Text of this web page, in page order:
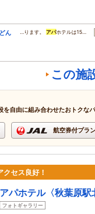
ん
…ります。 アパホテルは15…
この施
を自由に組み合わせたおトクな
航空券付プラ
セス良好！
アパホテル〈秋葉原駅
フォトギャラリー